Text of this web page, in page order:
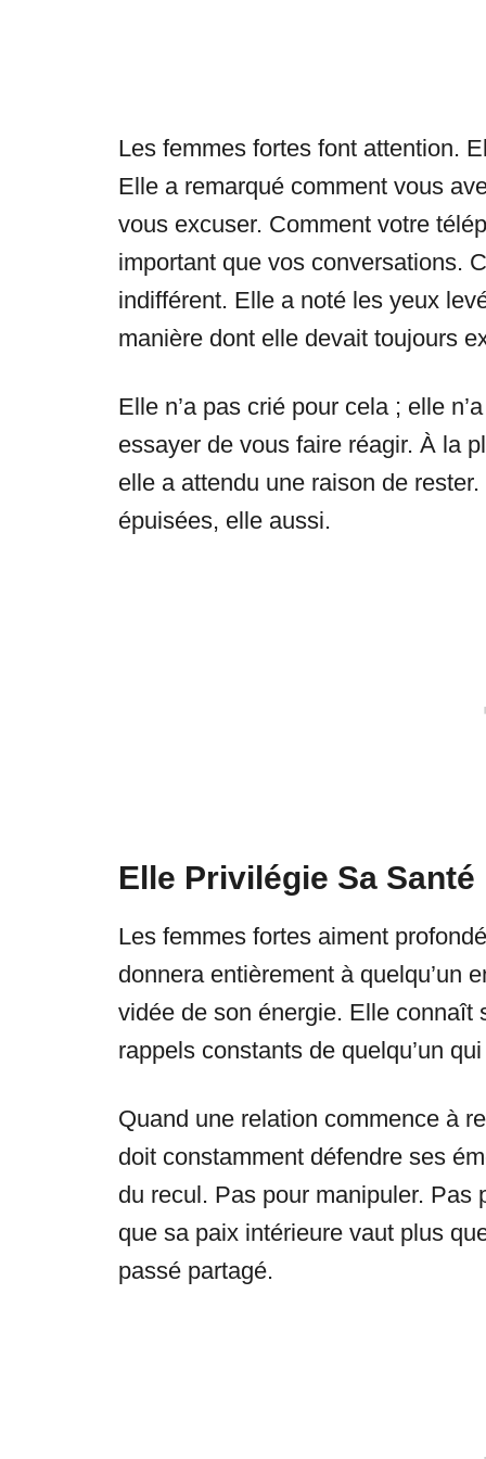
Les femmes fortes font attention.
Elle a remarqué comment vous
vous excuser. Comment votre
important que vos conversations.
indifférent. Elle a noté les yeux
manière dont elle devait toujours
Elle n’a pas crié pour cela ; elle
essayer de vous faire réagir. À la
elle a attendu une raison de
épuisées, elle aussi.
Elle Privilégie Sa
Les femmes fortes aiment
donnera entièrement à quelqu’un
vidée de son énergie. Elle connaît
rappels constants de quelqu’un
Quand une relation commence à
doit constamment défendre ses
du recul. Pas pour manipuler. Pas
que sa paix intérieure vaut plus
passé partagé.